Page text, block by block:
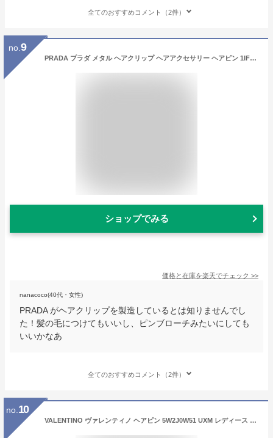
全てのおすすめコメント（2件）
no. 9
PRADA プラダ メタル ヘアクリップ ヘアアクセサリー ヘアピン 1IF051 2BA6 レディース 三角ロゴ 新作 ロゴ ヘアアクセサリー ブラック ゴールド 2個セット おすすめ プレゼント 0910_p5
ショップでみる
価格と在庫を楽天でチェック >>
nanacoco(40代・女性)
PRADA がヘアクリップを製造しているとは知りませんでし
た！髪の毛につけてもいいし、ピンブローチみたいにしても
いいかなあ
全てのおすすめコメント（2件）
no. 10
VALENTINO ヴァレンティノ ヘアピン 5W2J0W51 UXM レディース Vロゴ パール ヘアクリップ ヘアアクセサリー 0O3 【po_fivee】【dc_kikaku】